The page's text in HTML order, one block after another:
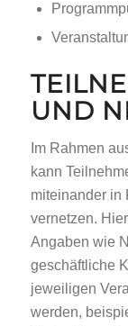
UND
Im Rahmen
kann
miteinander in
vernetzen.
Angaben wie
geschäftliche
jeweiligen
werden,